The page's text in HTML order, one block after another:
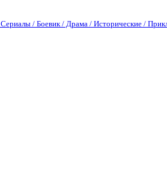
Сериалы / Боевик / Драма / Исторические /